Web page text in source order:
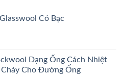
Có Bạc
Dạng Ống Cách Nhiệt
Cháy Cho Đường Ống